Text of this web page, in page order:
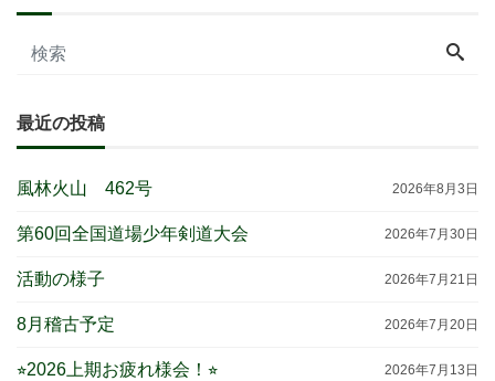
最近の投稿
風林火山 462号 2026年8月3日
第60回全国道場少年剣道大会 2026年7月30日
活動の様子 2026年7月21日
8月稽古予定 2026年7月20日
⭐︎2026上期お疲れ様会！⭐︎ 2026年7月13日